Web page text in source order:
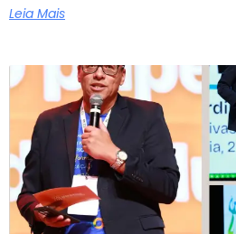
Leia Mais